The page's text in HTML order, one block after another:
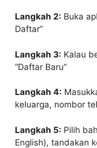
Langkah 2: Buka
Daftar”
Langkah 3: Kalau
“Daftar Baru”
Langkah 4:
keluarga, nombor
Langkah 5: Pilih
English), tandakan